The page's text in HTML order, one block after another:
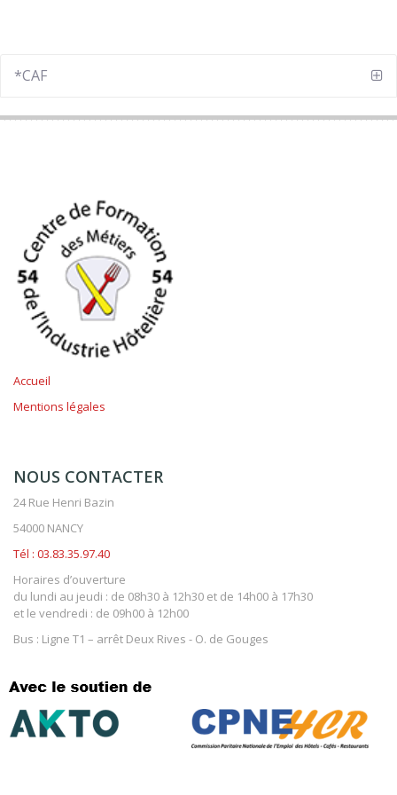
Mentions légales
54000 NANCY
Tél : 03.83.35.97.40
Horaires d’ouverture
du lundi au jeudi : de 08h30 à 12h30 et de 14h00 à 17h30
et le vendredi : de 09h00 à 12h00
Bus : Ligne T1 – arrêt Deux Rives - O. de Gouges
Copyright © 2020 - All Rights Reserved